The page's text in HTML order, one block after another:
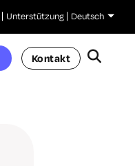
Unterstützung Deutsch
Kontakt